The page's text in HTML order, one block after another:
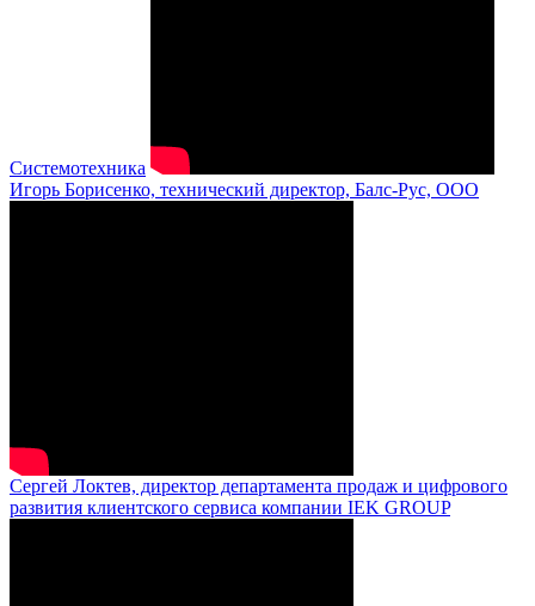
Системотехника
Игорь Борисенко, технический директор, Балс-Рус, ООО
Сергей Локтев, директор департамента продаж и цифрового
развития клиентского сервиса компании IEK GROUP